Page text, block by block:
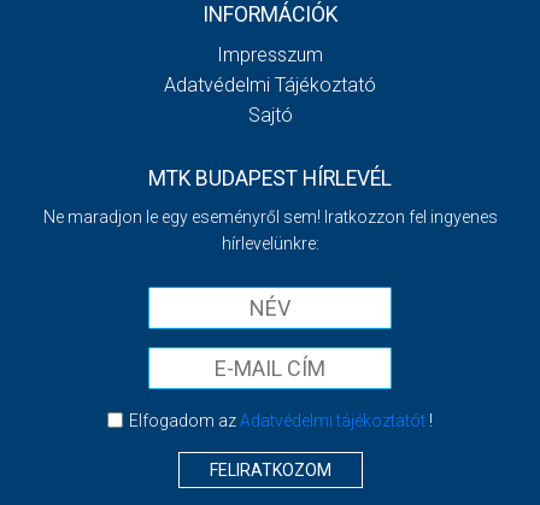
INFORMÁCIÓK
Impresszum
Adatvédelmi Tájékoztató
Sajtó
MTK BUDAPEST HÍRLEVÉL
Ne maradjon le egy eseményről sem! Iratkozzon fel ingyenes
hírlevelünkre:
Elfogadom azAdatvédelmi tájékoztatót!
FELIRATKOZOM